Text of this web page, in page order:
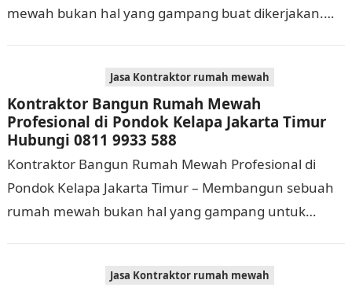
mewah bukan hal yang gampang buat dikerjakan.
Jasa Kontraktor rumah mewah
Kontraktor Bangun Rumah Mewah
Profesional di Pondok Kelapa Jakarta Timur
Hubungi 0811 9933 588
Kontraktor Bangun Rumah Mewah Profesional di
Pondok Kelapa Jakarta Timur – Membangun sebuah
rumah mewah bukan hal yang gampang untuk
Jasa Kontraktor rumah mewah